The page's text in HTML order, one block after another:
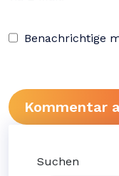
Benachrichtige
Suchen